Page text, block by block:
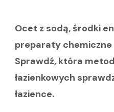
Ocet z sodą, środki
preparaty
Sprawdź, która
łazienkowych
łazience.